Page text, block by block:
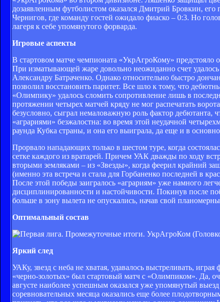
дозаявленным футболистом оказался Дмитрий Бровкин, его
Чернигов, где команду гостей ожидало фиаско – 0:3. Но
лагеря к себе упомянутого форварда.
Игровые аспекты
В стартовом матче чемпионата «УкрАгроКому»
При изматывающей жаре довольно неожиданно счет
Александру Батраченко. Однако относительно быстро
позволил восстановить паритет. Все шло к тому, что
«Олимпику» удалось сломить сопротивление лишь в
протяжении четырех матчей кряду не мог распечатать
безусловно, сыграл немаловажную роль фактор дебютанта,
«аграриями» безжалостна: во время этой неудачной
раунда Кубка страны, и она его выиграла, да еще и в
Прорвало нападающих только в шестом туре, когда
сетке каждого из вратарей. Причем УАК дважды по ходу
вторыми земляками – из «Звезды», когда феерил крайний
(именно эта встреча и стала для Горбаненко последней в
После этой победы заигралось «аграриям» уже намного
дисциплинированности и настойчивости. Покинув после
больше в зону вылета не опускались, начав свой
Оптимальный состав
Яркий след
УАКу, звезд с неба не хватая, удавалось выстреливать,
«черно-золотых» был стартовый матч с «Олимпиком». Да,
августе наиболее успешным оказался уже упомянутый
соревновательных месяца оказались еще более